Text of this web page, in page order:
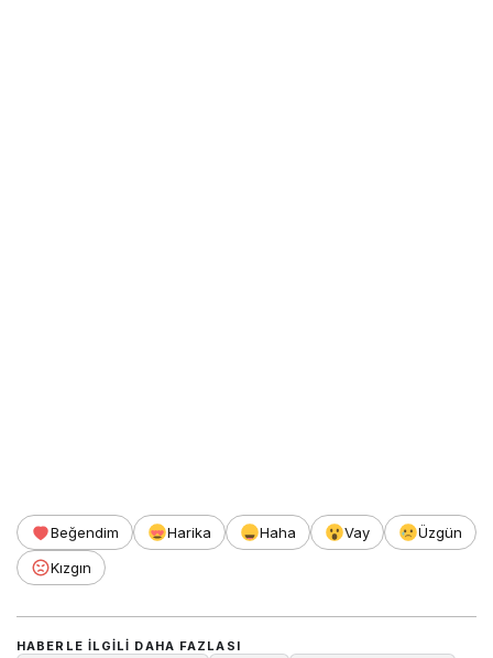
Beğendim Harika Haha Vay
Üzgün
Kızgın
HABERLE ILGILI DAHA FAZLASI